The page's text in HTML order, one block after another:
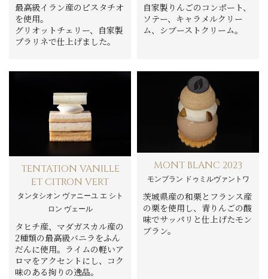
最高級イラン産のピスタチオ
を使用。
グリオットチェリー、自家製
プラリネで仕上げました。
自家製りんごのコンポート、
ソテー、キャラメルクリー
ム、シブーストクリーム。
TENTATION VANILLE
ET CITRON VERT
タンタシオン ヴァニーユ エ シト
ロン ヴェール
タヒチ産、マダガスカル産の
2種類の最高級バニラをふん
だんに使用。ライムの軽いア
ロマをアクセントにし、コク
味のある拘りの逸品。
MONT BLANC 2023
モンブラン ドゥミルヴァントワ
茨城県産の和栗とフランス産
の栗を使用し、青りんごの酸
味でサッパリと仕上げたモン
ブラン。